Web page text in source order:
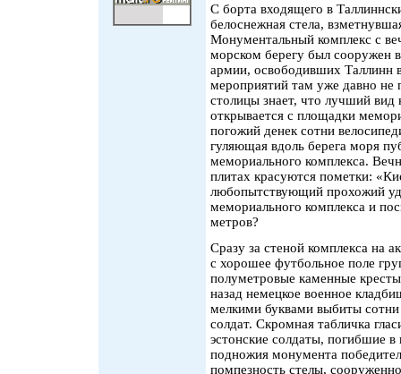
С борта входящего в
белоснежная стела,
Монументальный комплекс с
морском берегу был сооружен
армии, освободивших Таллинн
мероприятий там уже давно не
столицы знает, что лучший вид
открывается с площадки
погожий денек сотни
гуляющая вдоль берега моря
мемориального комплекса.
плитах красуются пометки:
любопытствующий прохожий
мемориального комплекса и
метров?
Сразу за стеной комплекса на
с хорошее футбольное поле
полуметровые каменные
назад немецкое военное
мелкими буквами выбиты
солдат. Скромная табличка
эстонские солдаты, погибшие
подножия монумента
помпезность стелы,